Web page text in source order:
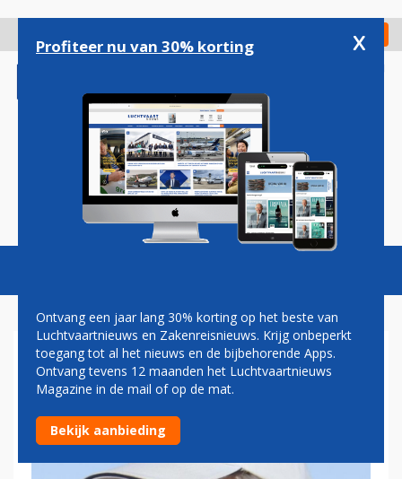
gaan
Check in
Magazine Podcasts Vacatures
PAUL GROVE: VOORBEREIDEN
OP DE TOEKOMST
Profiteer nu van 30% korting x
Ontvang een jaar lang 30% korting op het beste van
Luchtvaartnieuws en Zakenreisnieuws. Krijg onbeperkt
toegang tot al het nieuws en de bijbehorende Apps.
Ontvang tevens 12 maanden het Luchtvaartnieuws
Magazine in de mail of op de mat.
Bekijk aanbieding